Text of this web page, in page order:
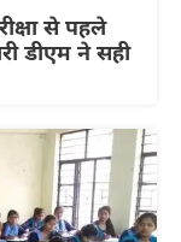
से पहले
डीएम ने सही